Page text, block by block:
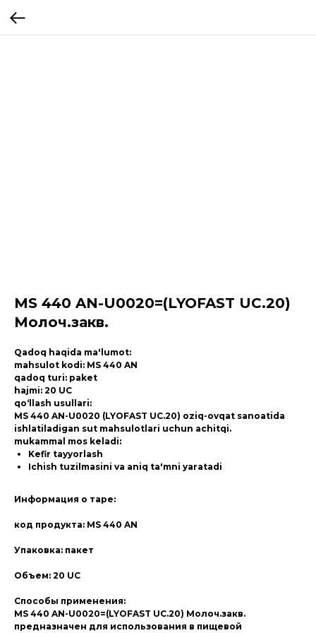
MS 440 AN-U0020=(LYOFAST UC.20)
Молоч.закв.
Qadoq haqida ma'lumot:
mahsulot kodi: MS 440 AN
qadoq turi: paket
hajmi: 20 UC
qo‘llash usullari:
MS 440 AN-U0020 (LYOFAST UC.20) oziq-ovqat sanoatida
ishlatiladigan sut mahsulotlari uchun achitqi.
mukammal mos keladi:
Kefir tayyorlash
Ichish tuzilmasini va aniq ta'mni yaratadi
Информация о таре:
код продукта: MS 440 AN
Упаковка: пакет
Объем: 20 UC
Способы применения:
MS 440 AN-U0020=(LYOFAST UC.20) Молоч.закв.
предназначен для использования в пищевой